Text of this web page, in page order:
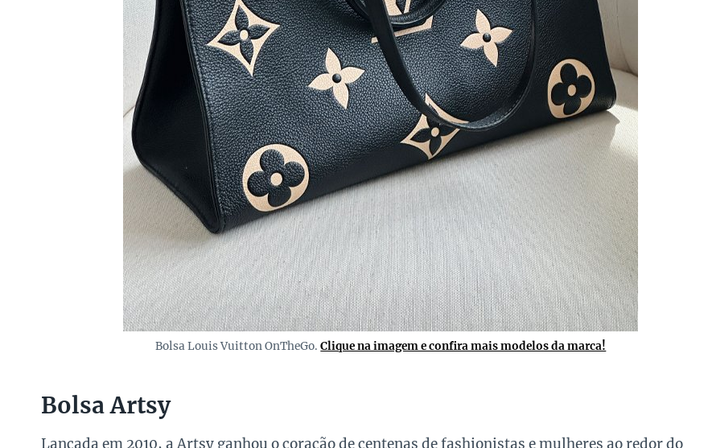
Bolsa Louis Vuitton OnTheGo.Clique na imagem e confira mais modelos da marca!
Bolsa Artsy
Lançada em 2010, a Artsy ganhou o coração de centenas de fashionistas e mulheres ao redor do